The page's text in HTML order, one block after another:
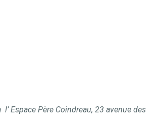
l’Espace Père Coindreau, 23 avenue des